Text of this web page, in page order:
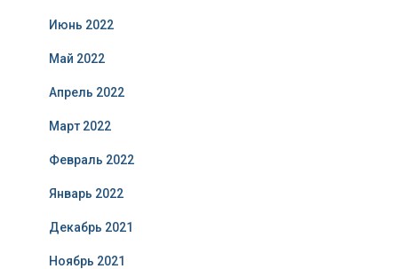
Июнь 2022
Май 2022
Апрель 2022
Март 2022
Февраль 2022
Январь 2022
Декабрь 2021
Ноябрь 2021